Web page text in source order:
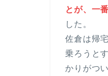
とが、一
した。
佐倉は帰
乗ろうと
かりがつ